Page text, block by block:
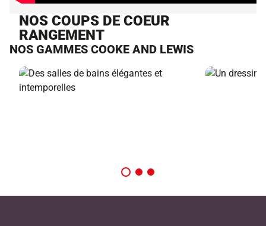
NOS COUPS DE COEUR
RANGEMENT
NOS GAMMES COOKE AND LEWIS